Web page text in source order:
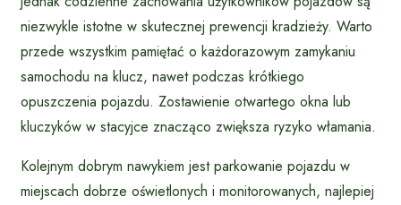
niezwykle istotne w skutecznej prewencji kradzieży. Warto
przede wszystkim pamiętać o każdorazowym zamykaniu
samochodu na klucz, nawet podczas krótkiego
opuszczenia pojazdu. Zostawienie otwartego okna lub
kluczyków w stacyjce znacząco zwiększa ryzyko włamania.
Kolejnym dobrym nawykiem jest parkowanie pojazdu w
miejscach dobrze oświetlonych i monitorowanych, najlepiej